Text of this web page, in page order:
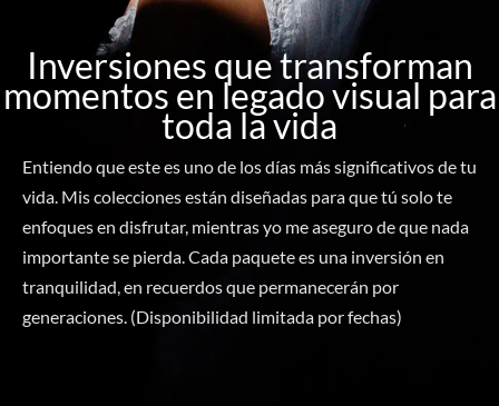
Inversiones que transforman
momentos en legado visual para
toda la vida
Entiendo que este es uno de los días más significativos de tu
vida. Mis colecciones están diseñadas para que tú solo te
enfoques en disfrutar, mientras yo me aseguro de que nada
importante se pierda. Cada paquete es una inversión en
tranquilidad, en recuerdos que permanecerán por
generaciones. (Disponibilidad limitada por fechas)